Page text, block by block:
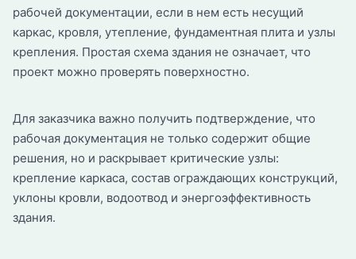
рабочей документации, если в нем есть несущий
каркас, кровля, утепление, фундаментная плита и узлы
крепления. Простая схема здания не означает, что
проект можно проверять поверхностно.
Для заказчика важно получить подтверждение, что
рабочая документация не только содержит общие
решения, но и раскрывает критические узлы:
крепление каркаса, состав ограждающих конструкций,
уклоны кровли, водоотвод и энергоэффективность
здания.